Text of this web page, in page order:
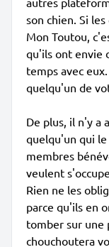
son chien. Si
Mon Toutou,
qu'ils ont envie
temps avec
quelqu'un de
De plus, il n'y a
quelqu'un qui
membres
veulent
Rien ne les
parce qu'ils en
tomber sur une
chouchoutera